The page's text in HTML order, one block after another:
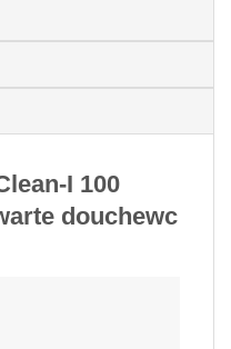
I 100
douchewc